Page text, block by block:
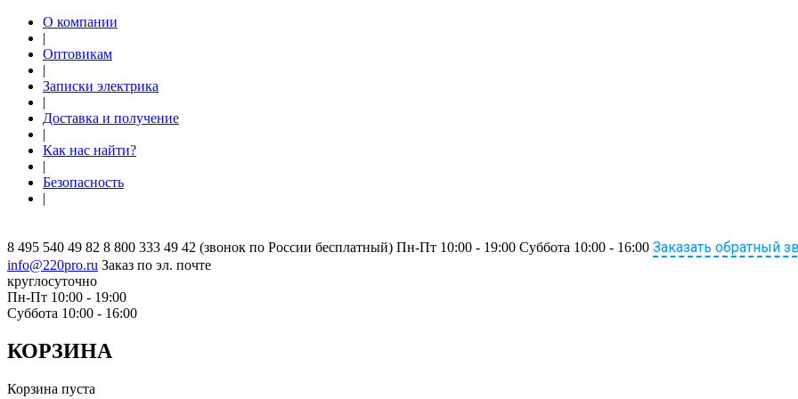
О компании
|
Оптовикам
|
Записки электрика
|
Доставка и получение
|
Как нас найти?
|
Безопасность
|
8 495 540 49 82 8 800 333 49 42 (звонок по России бесплатный) Пн-Пт 10:00 - 19:00 Суббота 10:00 - 16:00 Заказать обратный
info@220pro.ru Заказ по эл. почте
круглосуточно
Пн-Пт 10:00 - 19:00
Суббота 10:00 - 16:00
КОРЗИНА
Корзина пуста